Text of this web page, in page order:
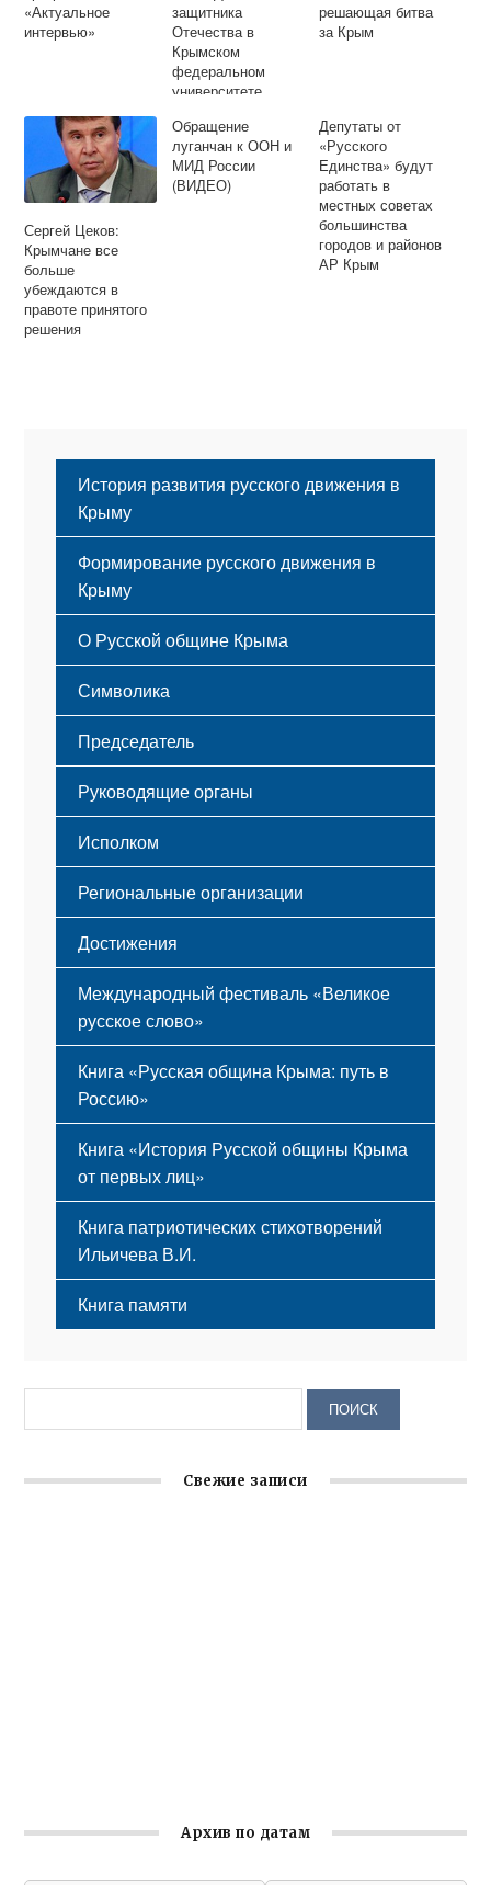
«Актуальное
интервью»
защитника
Отечества в
Крымском
федеральном
университете
решающая битва
за Крым
Сергей Цеков:
Крымчане все
больше
убеждаются в
правоте принятого
решения
Обращение
луганчан к ООН и
МИД России
(ВИДЕО)
Депутаты от
«Русского
Единства» будут
работать в
местных советах
большинства
городов и районов
АР Крым
История развития русского движения в
Крыму
Формирование русского движения в
Крыму
Русский Крым
О Русской общине Крыма
Этапы становления
Принципы деятельности
Структура
Мероприятия
Символика
Флаг
Герб
Гимн
Председатель
Руководящие органы
Исполком
Региональные организации
Достижения
Международный фестиваль «Великое
русское слово»
Книга «Русская община Крыма: путь в
Россию»
Книга «История Русской общины Крыма
от первых лиц»
Книга патриотических стихотворений
Ильичева В.И.
Книга памяти
Свежие записи
Архив по датам